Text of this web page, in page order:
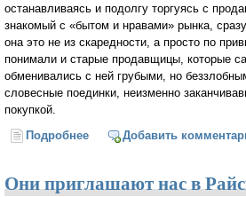
останавливаясь и подолгу торгуясь с
знакомый с «бытом и нравами» рынка,
она это не из скаредности, а просто по
понимали и старые продавщицы, которые
обменивались с ней грубыми, но
словесные поединки, неизменно
покупкой.
Подробнее о Монастырская барахолка
Добавить
Они приглашают нас в